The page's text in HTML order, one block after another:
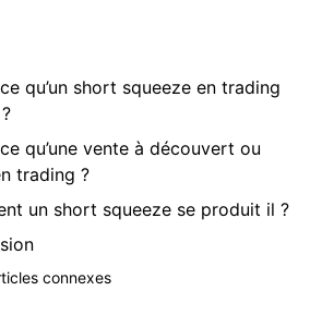
ce qu’un short squeeze en trading
ce qu’une vente à découvert ou
trading ?
un short squeeze se produit il ?
connexes